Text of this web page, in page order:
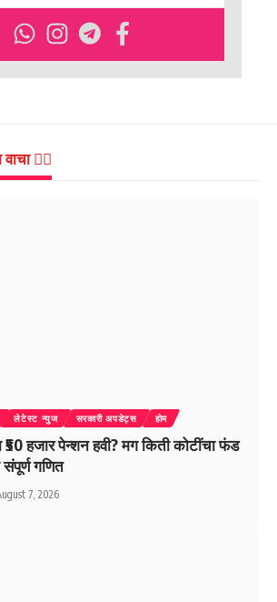
👇🏻
लेटेस्ट न्युज सरकारी अपडेट्स होम
₹50 हजार पेन्शन हवी? मग किती कोटींचा फंड
गणित
7, 2026